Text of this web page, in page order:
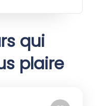
qui
plaire